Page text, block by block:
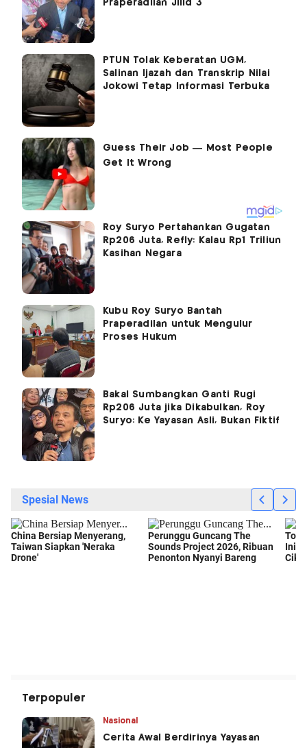
Praperadilan Jilid 3
PTUN Tolak Keberatan UGM,
Salinan Ijazah dan Transkrip Nilai
Jokowi Tetap Informasi Terbuka
Roy Suryo Pertahankan Gugatan
Rp206 Juta, Refly: Kalau Rp1 Triliun
Kasihan Negara
Kubu Roy Suryo Bantah
Praperadilan untuk Mengulur
Proses Hukum
Bakal Sumbangkan Ganti Rugi
Rp206 Juta jika Dikabulkan, Roy
Suryo: Ke Yayasan Asli, Bukan Fiktif
Terpopuler
Nasional
Cerita Awal Berdirinya Yayasan